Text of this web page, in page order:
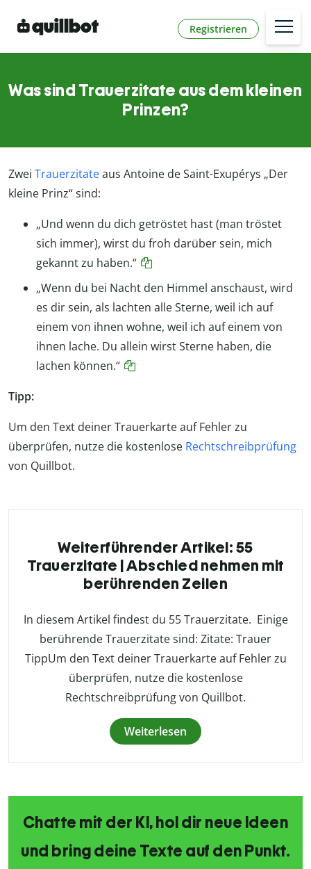
Registrieren
Was sind Trauerzitate aus dem kleinen
Prinzen?
Zwei Trauerzitateaus Antoine de Saint-Exupérys „Der
kleine Prinz“ sind:
„Und wenn du dich getröstet hast (man tröstet
sich immer), wirst du froh darüber sein, mich
gekannt zu haben.“
„Wenn du bei Nacht den Himmel anschaust, wird
es dir sein, als lachten alle Sterne, weil ich auf
einem von ihnen wohne, weil ich auf einem von
ihnen lache. Du allein wirst Sterne haben, die
lachen können.“
Tipp:
Um den Text deiner Trauerkarte auf Fehler zu
überprüfen, nutze die kostenlose Rechtschreibprüfung
von Quillbot.
Weiterführender Artikel: 55
Trauerzitate | Abschied nehmen mit
berührenden Zeilen
In diesem Artikel findest du 55 Trauerzitate. Einige
berührende Trauerzitate sind: Zitate: Trauer
TippUm den Text deiner Trauerkarte auf Fehler zu
überprüfen, nutze die kostenlose
Rechtschreibprüfung von Quillbot.
Weiterlesen
Chatte mit der KI, hol dir neue Ideen
und bring deine Texte auf den Punkt.